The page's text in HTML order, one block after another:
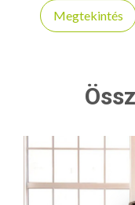
regenerálásához.
Megtekintés